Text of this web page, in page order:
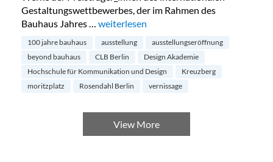
Gestaltungswettbewerbes, der im Rahmen des
Bauhaus Jahres … „Beyond Bauhaus –
weiterlesen
100 jahre bauhaus ausstellung
ausstellungseröffnung
beyond bauhaus
CLB Berlin
Design Akademie
Hochschule für Kommunikation und Design
Kreuzberg
moritzplatz
Rosendahl Berlin vernissage
View More